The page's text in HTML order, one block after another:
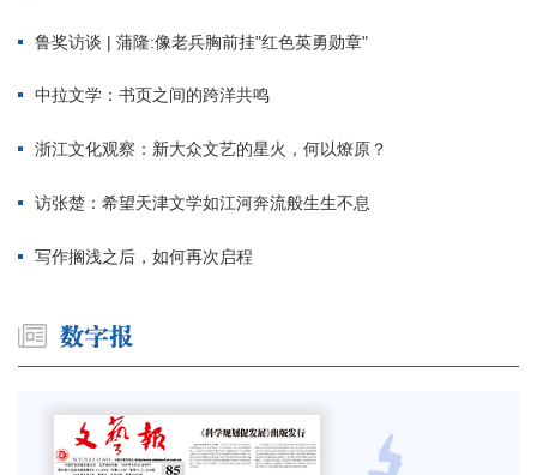
鲁奖访谈 | 蒲隆:像老兵胸前挂"红色英勇勋章"
中拉文学：书页之间的跨洋共鸣
浙江文化观察：新大众文艺的星火，何以燎原？
访张楚：希望天津文学如江河奔流般生生不息
写作搁浅之后，如何再次启程